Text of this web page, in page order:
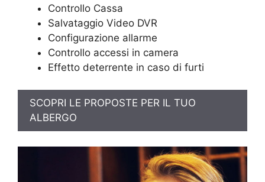
Controllo Cassa
Salvataggio Video DVR
Configurazione allarme
Controllo accessi in camera
Effetto deterrente in caso di furti
SCOPRI LE PROPOSTE PER IL TUO
ALBERGO